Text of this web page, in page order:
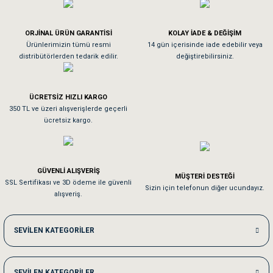
Köpeğim bayıldı hediyeler için teşekkürler
As**** Tu******
Tavşanım kafesinin kalitesine ve paketlemesine bayıldım
Sa**** On******
Kedilerim beğeniyorlar. Memnunuz. Uygun fiyatta olması iyi.
Me***** Ya******
Akşam verdiğim sipariş bir sonraki gün elime ulaştı. Jack russell köpeğim
ORJİNAL ÜRÜN GARANTİSİ
Ürünlerimizin tümü resmi
distribütörlerden tedarik edilir.
KOLAY İADE & DEĞİŞİM
14 gün içerisinde iade edebilir veya
değiştirebilirsiniz.
ÜCRETSİZ HIZLI KARGO
350 TL ve üzeri alışverişlerde geçerli
ücretsiz kargo.
GÜVENLİ ALIŞVERİŞ
SSL Sertifikası ve 3D ödeme ile güvenli
alışveriş.
MÜŞTERİ DESTEĞİ
Sizin için telefonun diğer ucundayız.
SEVİLEN KATEGORİLER